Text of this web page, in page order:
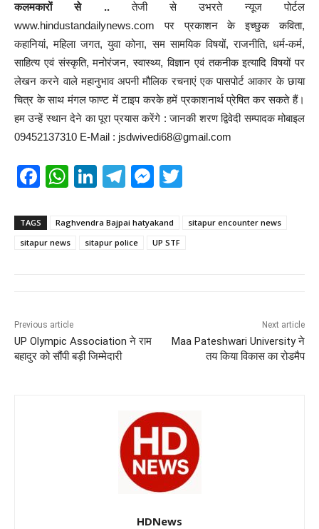
कलमकारों से ..तेजी से उभरते न्यूज पोर्टल
www.hindustandailynews.com पर प्रकाशन के इच्छुक कविता,
कहानियां, महिला जगत, युवा कोना, सम सामयिक विषयों, राजनीति, धर्म-कर्म,
साहित्य एवं संस्कृति, मनोरंजन, स्वास्थ्य, विज्ञान एवं तकनीक इत्यादि विषयों पर
लेखन करने वाले महानुभाव अपनी मौलिक रचनाएं एक पासपोर्ट आकार के छाया
चित्र के साथ मंगल फाण्ट में टाइप करके हमें प्रकाशनार्थ प्रेषित कर सकते हैं।
हम उन्हें स्थान देने का पूरा प्रयास करेंगे : जानकी शरण द्विवेदी सम्पादक मोबाइल
09452137310 E-Mail : jsdwivedi68@gmail.com
F
c
e
k
W
at
s
Li
k
e
T
e
gr
M
ss
e
tt
TAGS Raghvendra Bajpai hatyakand
sitapur encounter news
sitapur news
sitapur police UP STF
Previous article
UP Olympic Association ने राम
बहादुर को सौंपी बड़ी जिम्मेदारी
Next article
Maa Pateshwari University ने
तय किया विकास का रोडमैप
HDNews